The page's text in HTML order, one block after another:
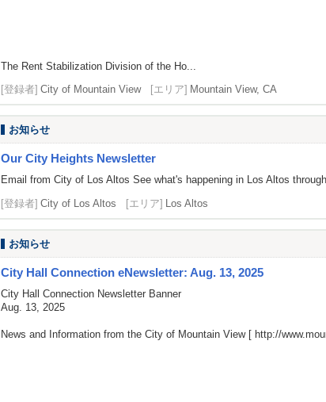
The Rent Stabilization Division of the Ho...
[登録者] City of Mountain View [エリア] Mountain View, CA
お知らせ
Our City Heights Newsletter
Email from City of Los Altos See what's happening in Los Altos
[登録者] City of Los Altos [エリア] Los Altos
お知らせ
City Hall Connection eNewsletter: Aug. 13, 2025
City Hall Connection Newsletter Banner
Aug. 13, 2025
News and Information from the City of Mountain View [ http://